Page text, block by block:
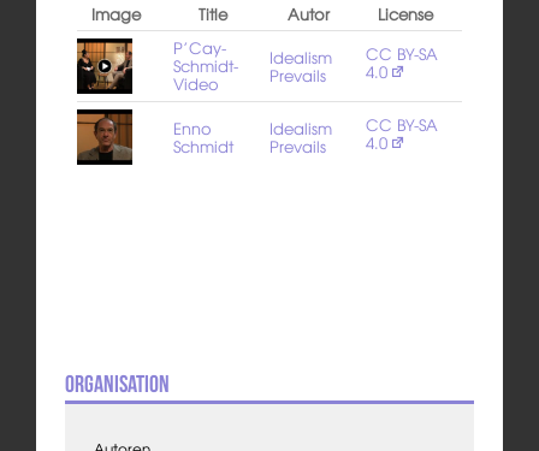
Image Title Autor
License
P’Cay-
Schmidt-
Video
Idealism
Prevails
CC BY-SA
4.0
Enno
Schmidt
Idealism
Prevails
CC BY-SA
4.0
Organisation